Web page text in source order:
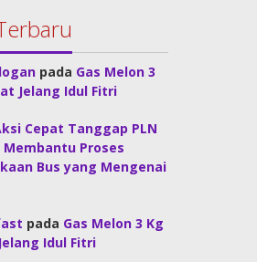
pada Gas Melon 3
Jelang Idul Fitri
Cepat Tanggap PLN
Membantu Proses
Bus yang Mengenai
pada Gas Melon 3 Kg
Idul Fitri